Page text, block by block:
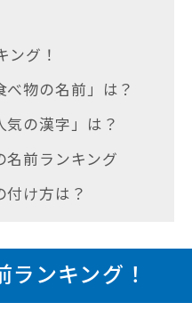
ング！
物の名前」は？
の漢字」は？
名前ランキング
け方は？
ンキング！